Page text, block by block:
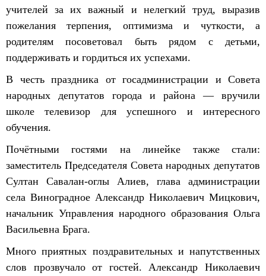
учителей за их важный и нелегкий труд, выразив
пожелания терпения, оптимизма и чуткости, а
родителям посоветовал быть рядом с детьми,
поддерживать и гордиться их успехами.
В честь праздника от госадминистрации и Совета
народных депутатов города и района — вручили
школе телевизор для успешного и интересного
обучения.
Почётными гостями на линейке также стали:
заместитель Председателя Совета народных депутатов
Султан Савалан-оглы Алиев, глава администрации
села Виноградное Александр Николаевич Мицкович,
начальник Управления народного образования Ольга
Васильевна Брага.
Много приятных поздравительных и напутственных
слов прозвучало от гостей. Александр Николаевич